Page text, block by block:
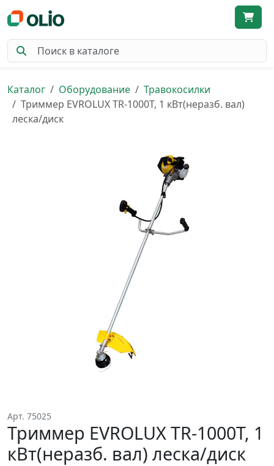
Каталог Оборудование
Травокосилки
Триммер EVROLUX TR-1000T, 1 кВт(неразб. вал)
леска/диск
Арт. 75025
Триммер EVROLUX TR-1000T, 1
кВт(неразб. вал) леска/диск